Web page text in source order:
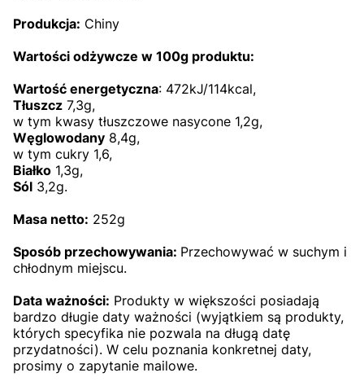
Produkcja: Chiny
Wartości odżywcze w 100g produktu:
Wartość energetyczna: 472kJ/114kcal,
Tłuszcz 7,3g,
w tym kwasy tłuszczowe nasycone 1,2g,
Węglowodany 8,4g,
w tym cukry 1,6,
Białko 1,3g,
Sól 3,2g.
Masa netto: 252g
Sposób przechowywania: Przechowywać w suchym i
chłodnym miejscu.
Data ważności: Produkty w większości posiadają
bardzo długie daty ważności (wyjątkiem są produkty,
których specyfika nie pozwala na długą datę
przydatności). W celu poznania konkretnej daty,
prosimy o zapytanie mailowe.